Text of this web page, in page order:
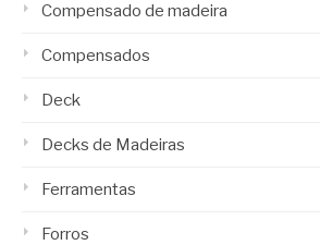
Compensado de madeira
Compensados
Deck
Decks de Madeiras
Ferramentas
Forros